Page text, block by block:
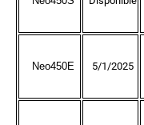
Neo450E 5/1/2025